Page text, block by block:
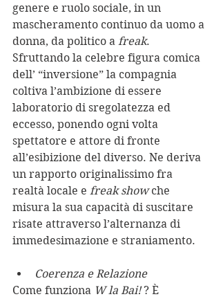
genere e ruolo sociale, in un
mascheramento continuo da uomo a
donna, da politico a freak.
Sfruttando la celebre figura comica
dell’ “inversione” la compagnia
coltiva l’ambizione di essere
laboratorio di sregolatezza ed
eccesso, ponendo ogni volta
spettatore e attore di fronte
all’esibizione del diverso. Ne deriva
un rapporto originalissimo fra
realtà locale e freak show che
misura la sua capacità di suscitare
risate attraverso l’alternanza di
immedesimazione e straniamento.
Coerenza e Relazione
Come funziona W la Bai! ? È